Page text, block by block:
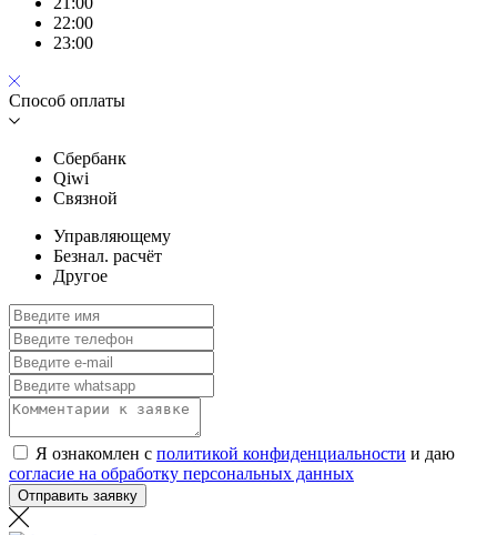
22:00
23:00
Способ оплаты
Сбербанк
Qiwi
Связной
Управляющему
Безнал. расчёт
Другое
Я ознакомлен с политикой конфиденциальности и даю
согласие на обработку персональных данных
Отправить заявку